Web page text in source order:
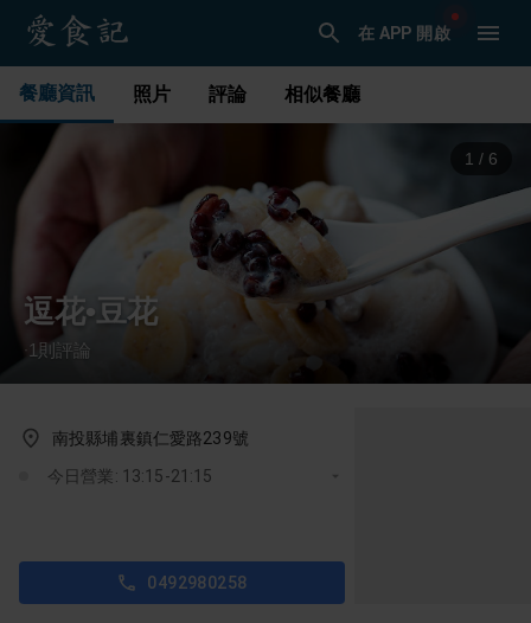
在 APP 開啟
餐廳資訊 照片 評論 相似餐廳
1 / 6
逗花•豆花
· 1 則評論
南投縣埔裏鎮仁愛路239號
今日營業: 13:15-21:15
0492980258